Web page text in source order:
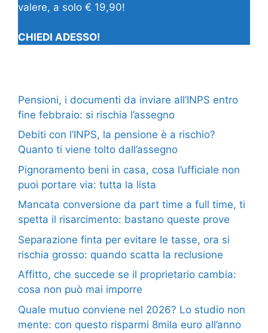
valere, a solo € 19,90!
CHIEDI ADESSO!
Pensioni, i documenti da inviare all’INPS entro
fine febbraio: si rischia l’assegno
Debiti con l’INPS, la pensione è a rischio?
Quanto ti viene tolto dall’assegno
Pignoramento beni in casa, cosa l’ufficiale non
puoi portare via: tutta la lista
Mancata conversione da part time a full time, ti
spetta il risarcimento: bastano queste prove
Separazione finta per evitare le tasse, ora si
rischia grosso: quando scatta la reclusione
Affitto, che succede se il proprietario cambia:
cosa non può mai imporre
Quale mutuo conviene nel 2026? Lo studio non
mente: con questo risparmi 8mila euro all’anno